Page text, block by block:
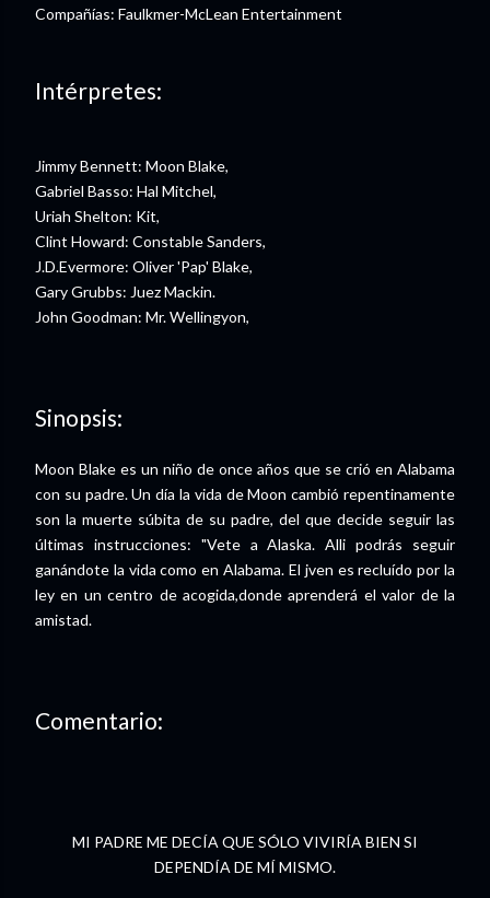
Compañías: Faulkmer-McLean Entertainment
Intérpretes:
Jimmy Bennett: Moon Blake,
Gabriel Basso: Hal Mitchel,
Uriah Shelton: Kit,
Clint Howard: Constable Sanders,
J.D.Evermore: Oliver 'Pap' Blake,
Gary Grubbs: Juez Mackin.
John Goodman: Mr. Wellingyon,
Sinopsis:
Moon Blake es un niño de once años que se crió en Alabama
con su padre. Un día la vida de Moon cambió repentinamente
son la muerte súbita de su padre, del que decide seguir las
últimas instrucciones: "Vete a Alaska. Alli podrás seguir
ganándote la vida como en Alabama. El jven es recluído por la
ley en un centro de acogida,donde aprenderá el valor de la
amistad.
Comentario:
MI PADRE ME DECÍA QUE SÓLO VIVIRÍA BIEN SI
DEPENDÍA DE MÍ MISMO.